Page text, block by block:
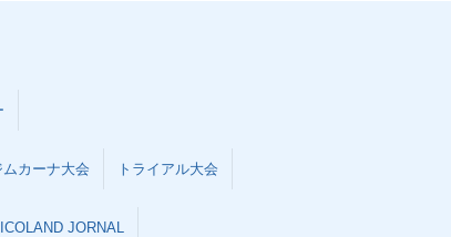
ムカーナ大会 トライアル大会
JORNAL